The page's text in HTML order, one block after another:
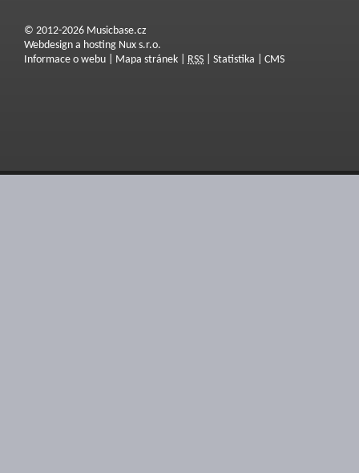
© 2012-2026 Musicbase.cz
Webdesign a hosting Nux s.r.o.
Informace o webu
Mapa stránek RSS Statistika CMS